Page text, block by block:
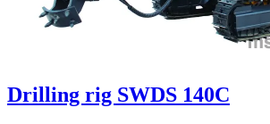
Drilling rig SWDS 140C